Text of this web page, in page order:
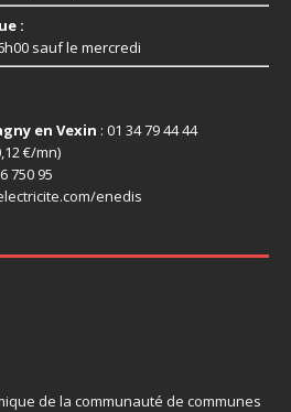
:
sauf le mercredi
en Vexin : 01 34 79 44 44
€/mn)
750 95
enedis
de la communauté de communes